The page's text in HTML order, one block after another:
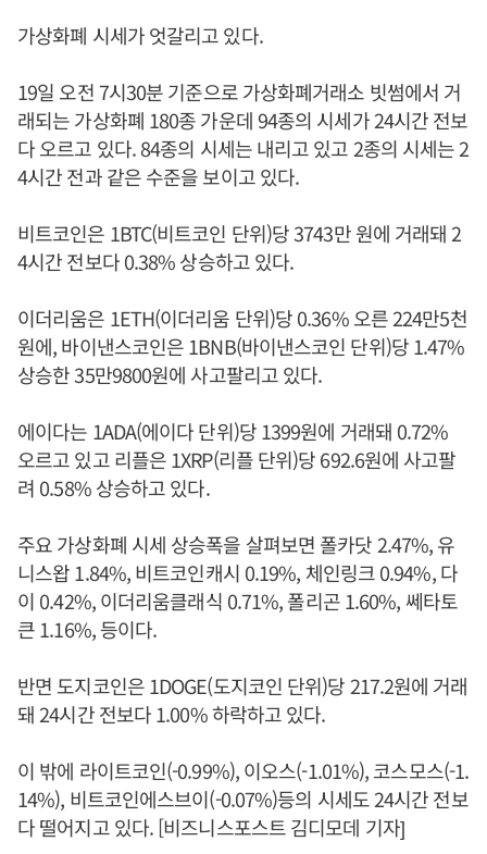
가상화폐 시세가 엇갈리고 있다.
19일 오전 7시30분 기준으로 가상화폐거래소 빗썸에서 거
래되는 가상화폐 180종 가운데 94종의 시세가 24시간 전보
다 오르고 있다. 84종의 시세는 내리고 있고 2종의 시세는 2
4시간 전과 같은 수준을 보이고 있다.
비트코인은 1BTC(비트코인 단위)당 3743만 원에 거래돼 2
4시간 전보다 0.38% 상승하고 있다.
이더리움은 1ETH(이더리움 단위)당 0.36% 오른 224만5천
원에, 바이낸스코인은 1BNB(바이낸스코인 단위)당 1.47%
상승한 35만9800원에 사고팔리고 있다.
에이다는 1ADA(에이다 단위)당 1399원에 거래돼 0.72%
오르고 있고 리플은 1XRP(리플 단위)당 692.6원에 사고팔
려 0.58% 상승하고 있다.
주요 가상화폐 시세 상승폭을 살펴보면 폴카닷 2.47%, 유
니스왑 1.84%, 비트코인캐시 0.19%, 체인링크 0.94%, 다
이 0.42%, 이더리움클래식 0.71%, 폴리곤 1.60%, 쎄타토
큰 1.16%, 등이다.
반면 도지코인은 1DOGE(도지코인 단위)당 217.2원에 거래
돼 24시간 전보다 1.00% 하락하고 있다.
이 밖에 라이트코인(-0.99%), 이오스(-1.01%), 코스모스(-1.
14%), 비트코인에스브이(-0.07%)등의 시세도 24시간 전보
다 떨어지고 있다. [비즈니스포스트 김디모데 기자]